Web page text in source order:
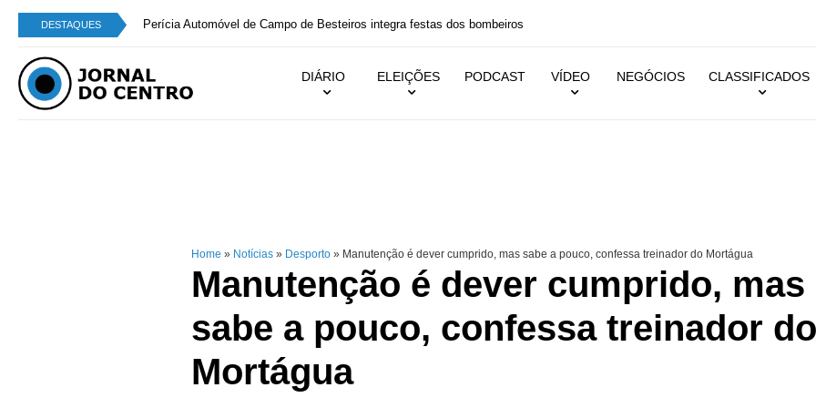
DESTAQUES Perícia Automóvel de Campo de Besteiros integra festas dos bombeiros
DIÁRIO ELEIÇÕES PODCAST VÍDEO NEGÓCIOS CLASSIFICADOS
Home » Notícias » Desporto » Manutenção é dever cumprido, mas sabe a pouco, confessa treinador do Mortágua
Manutenção é dever cumprido, mas
sabe a pouco, confessa treinador do
Mortágua